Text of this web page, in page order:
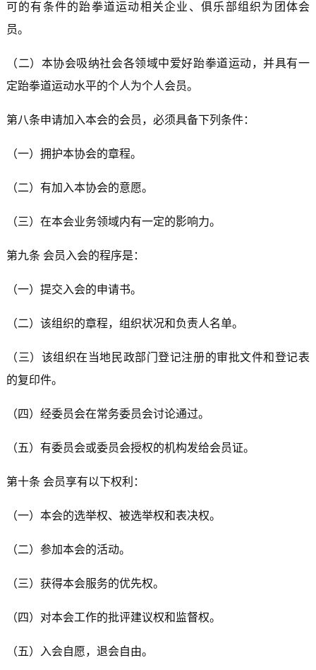
可的有条件的跆拳道运动相关企业、俱乐部组织为团体会
员。
（二）本协会吸纳社会各领域中爱好跆拳道运动，并具有一
定跆拳道运动水平的个人为个人会员。
第八条申请加入本会的会员，必须具备下列条件：
（一）拥护本协会的章程。
（二）有加入本协会的意愿。
（三）在本会业务领域内有一定的影响力。
第九条 会员入会的程序是：
（一）提交入会的申请书。
（二）该组织的章程，组织状况和负责人名单。
（三）该组织在当地民政部门登记注册的审批文件和登记表
的复印件。
（四）经委员会在常务委员会讨论通过。
（五）有委员会或委员会授权的机构发给会员证。
第十条 会员享有以下权利：
（一）本会的选举权、被选举权和表决权。
（二）参加本会的活动。
（三）获得本会服务的优先权。
（四）对本会工作的批评建议权和监督权。
（五）入会自愿，退会自由。